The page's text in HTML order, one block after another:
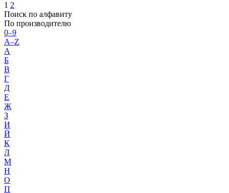
1 2
Поиск по алфавиту
По производителю
0–9
A–Z
А
Б
В
Г
Д
Е
Ж
З
И
Й
К
Л
М
Н
О
П